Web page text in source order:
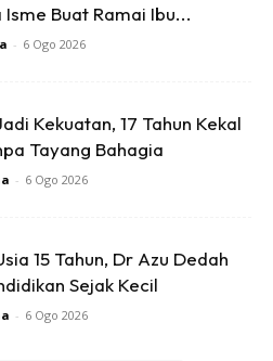
Isme Buat Ramai Ibu...
- 6 Ogo 2026
Kekuatan, 17 Tahun Kekal
Tayang Bahagia
- 6 Ogo 2026
15 Tahun, Dr Azu Dedah
Sejak Kecil
- 6 Ogo 2026